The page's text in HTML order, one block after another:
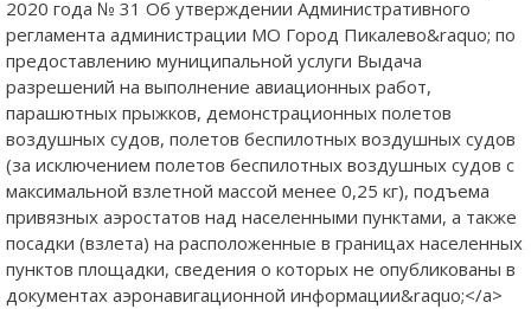
2020 года № 31 Об утверждении Административного
регламента администрации МО Город Пикалево&raquo; по
предоставлению муниципальной услуги Выдача
разрешений на выполнение авиационных работ,
парашютных прыжков, демонстрационных полетов
воздушных судов, полетов беспилотных воздушных судов
(за исключением полетов беспилотных воздушных судов с
максимальной взлетной массой менее 0,25 кг), подъема
привязных аэростатов над населенными пунктами, а также
посадки (взлета) на расположенные в границах населенных
пунктов площадки, сведения о которых не опубликованы в
документах аэронавигационной информации&raquo;</a>